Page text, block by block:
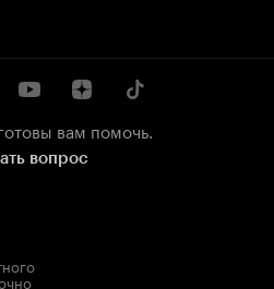
вам помочь.
вопрос